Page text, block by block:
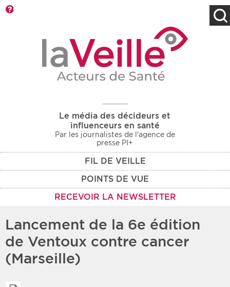
Le média des décideurs et
influenceurs en santé
Par les journalistes de l'agence de
presse PI+
FIL DE VEILLE
POINTS DE VUE
RECEVOIR LA NEWSLETTER
Rendez-vous des 7
prochains jours
Recherche par mots clés
Type d'information
Rendez-vous
Protection sociale
Médico-social
Zone géographique
Période
Lancement de la 6e édition
de Ventoux contre cancer
(Marseille)